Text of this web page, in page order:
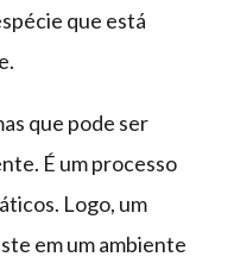
que está
que pode ser
É um processo
Logo, um
em um ambiente